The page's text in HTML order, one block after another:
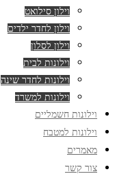
וילון סילואט
וילון לחדר ילדים
וילון לסלון
וילונות לבית
וילונות לחדר שינה
וילונות למשרד
וילונות חשמליים
וילונות למטבח
מאמרים
צור קשר